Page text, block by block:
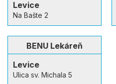
Levice
Na Bašte 2
BENU Lekáreň
Levice
Ulica sv. Michala 5